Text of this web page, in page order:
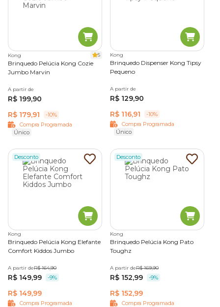
Kong 5
Brinquedo Pelúcia Kong Cozie
Jumbo Marvin
A partir de
R$ 199,90
R$ 179,91
-10%
Compra Programada
Único
Kong
Brinquedo Dispenser Kong Tipsy
Pequeno
A partir de
R$ 129,90
R$ 116,91
-10%
Compra Programada
Único
Desconto
Kong
Brinquedo Pelúcia Kong Elefante
Comfort Kiddos Jumbo
A partir deR$ 164,90
R$ 149,99 -9%
R$ 149,99
Compra Programada
Desconto
Kong
Brinquedo Pelúcia Kong Pato
Toughz
A partir deR$ 169,90
R$ 152,99 -9%
R$ 152,99
Compra Programada